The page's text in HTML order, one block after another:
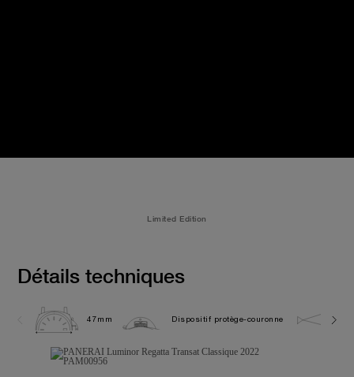
Limited Edition
Détails techniques
47mm Dispositif protège-couronne